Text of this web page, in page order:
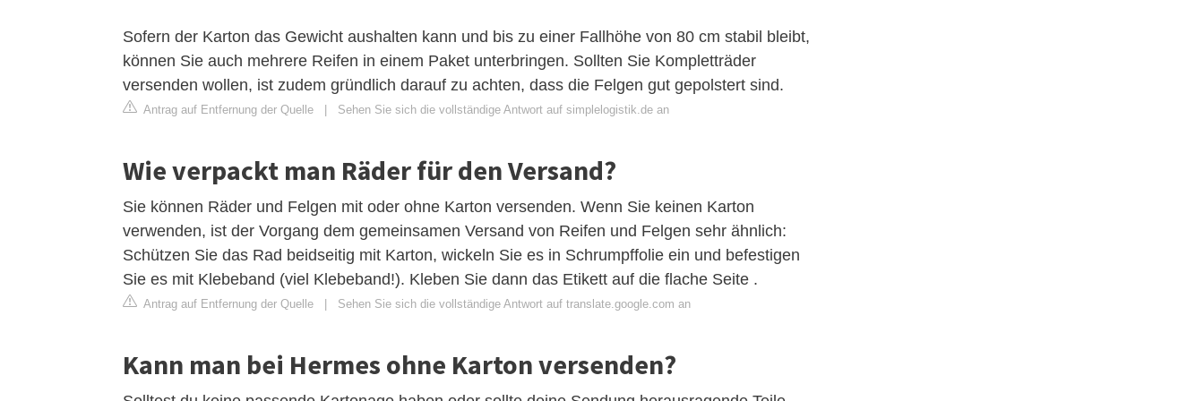
Sofern der Karton das Gewicht aushalten kann und bis zu einer Fallhöhe von 80 cm stabil bleibt,
können Sie auch mehrere Reifen in einem Paket unterbringen. Sollten Sie Kompletträder
versenden wollen, ist zudem gründlich darauf zu achten, dass die Felgen gut gepolstert sind.
Antrag auf Entfernung der Quelle | Sehen Sie sich die vollständige Antwort auf simplelogistik.de an
Wie verpackt man Räder für den Versand?
Sie können Räder und Felgen mit oder ohne Karton versenden. Wenn Sie keinen Karton
verwenden, ist der Vorgang dem gemeinsamen Versand von Reifen und Felgen sehr ähnlich:
Schützen Sie das Rad beidseitig mit Karton, wickeln Sie es in Schrumpffolie ein und befestigen
Sie es mit Klebeband (viel Klebeband!). Kleben Sie dann das Etikett auf die flache Seite .
Antrag auf Entfernung der Quelle | Sehen Sie sich die vollständige Antwort auf translate.google.com an
Kann man bei Hermes ohne Karton versenden?